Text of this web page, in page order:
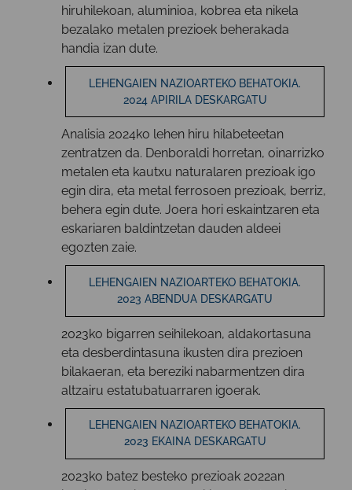
hiruhilekoan, aluminioa, kobrea eta nikela
bezalako metalen prezioek beherakada
handia izan dute.
LEHENGAIEN NAZIOARTEKO BEHATOKIA.
2024 APIRILA DESKARGATU
Analisia 2024ko lehen hiru hilabeteetan
zentratzen da. Denboraldi horretan, oinarrizko
metalen eta kautxu naturalaren prezioak igo
egin dira, eta metal ferrosoen prezioak, berriz,
behera egin dute. Joera hori eskaintzaren eta
eskariaren baldintzetan dauden aldeei
egozten zaie.
LEHENGAIEN NAZIOARTEKO BEHATOKIA.
2023 ABENDUA DESKARGATU
2023ko bigarren seihilekoan, aldakortasuna
eta desberdintasuna ikusten dira prezioen
bilakaeran, eta bereziki nabarmentzen dira
altzairu estatubatuarraren igoerak.
LEHENGAIEN NAZIOARTEKO BEHATOKIA.
2023 EKAINA DESKARGATU
2023ko batez besteko prezioak 2022an